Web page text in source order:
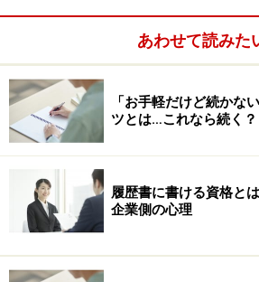
●資格系雑誌
資格の解説、スクール紹介など資
げられているので、網羅的に資格情
役に立つ。
◆これがおすすめ！◆
・日経キャリアマガジン
・仕事の教室ビーカム
・稼げる資格（リクルート）
あわせて読みた
「お手軽だけど続かな
ツとは…これなら続く？
履歴書に書ける資格と
企業側の心理